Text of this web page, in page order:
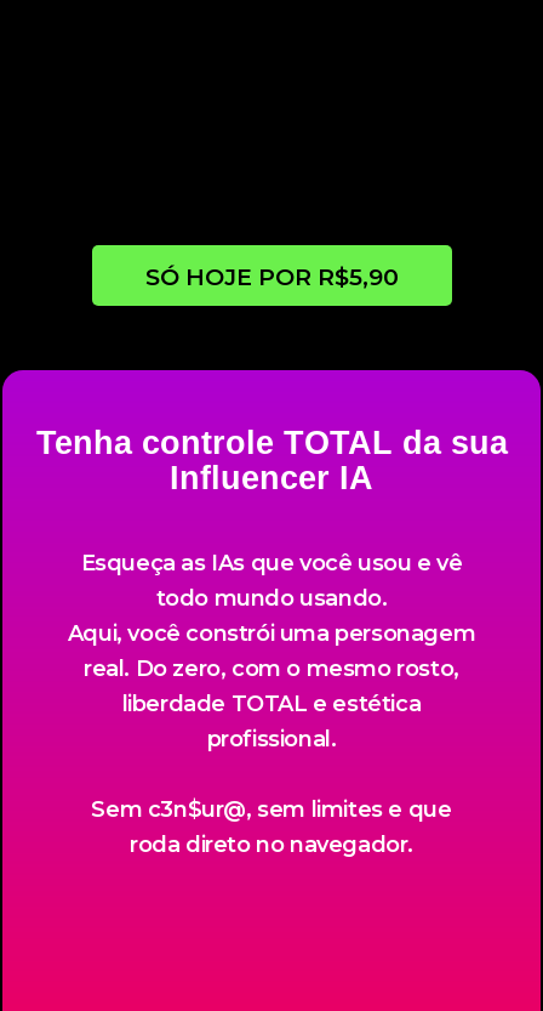
SÓ HOJE POR R$5,90
Tenha controle TOTAL da sua
Influencer IA
Esqueça as IAs que você usou e vê
todo mundo usando.
Aqui, você constrói uma personagem
real. Do zero, com o mesmo rosto,
liberdade TOTAL e estética
profissional.
Sem c3n$ur@, sem limites e que
roda direto no navegador.